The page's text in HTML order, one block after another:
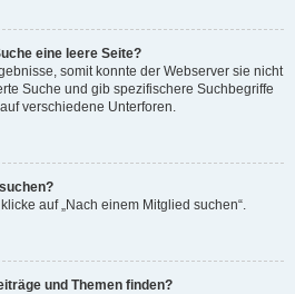
eine leere Seite?
somit konnte der Webserver sie nicht
Suche und gib spezifischere Suchbegriffe
verschiedene Unterforen.
auf „Nach einem Mitglied suchen“.
und Themen finden?